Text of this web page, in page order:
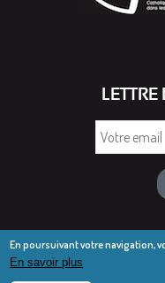
En poursuivant votre navigation,
En savoir plus